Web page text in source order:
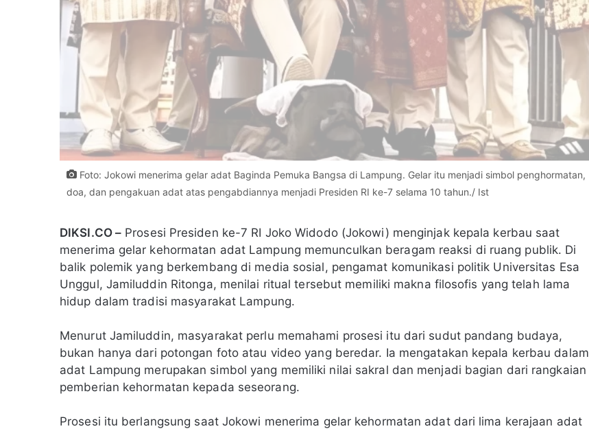
Foto: Jokowi menerima gelar adat Baginda Pemuka Bangsa di Lampung. Gelar itu menjadi simbol penghormatan,
doa, dan pengakuan adat atas pengabdiannya menjadi Presiden RI ke-7 selama 10 tahun./ Ist
DIKSI.CO – Prosesi Presiden ke-7 RI Joko Widodo (Jokowi) menginjak kepala kerbau saat
menerima gelar kehormatan adat Lampung memunculkan beragam reaksi di ruang publik. Di
balik polemik yang berkembang di media sosial, pengamat komunikasi politik Universitas Esa
Unggul, Jamiluddin Ritonga, menilai ritual tersebut memiliki makna filosofis yang telah lama
hidup dalam tradisi masyarakat Lampung.
Menurut Jamiluddin, masyarakat perlu memahami prosesi itu dari sudut pandang budaya,
bukan hanya dari potongan foto atau video yang beredar. Ia mengatakan kepala kerbau dalam
adat Lampung merupakan simbol yang memiliki nilai sakral dan menjadi bagian dari rangkaian
pemberian kehormatan kepada seseorang.
Prosesi itu berlangsung saat Jokowi menerima gelar kehormatan adat dari lima kerajaan adat